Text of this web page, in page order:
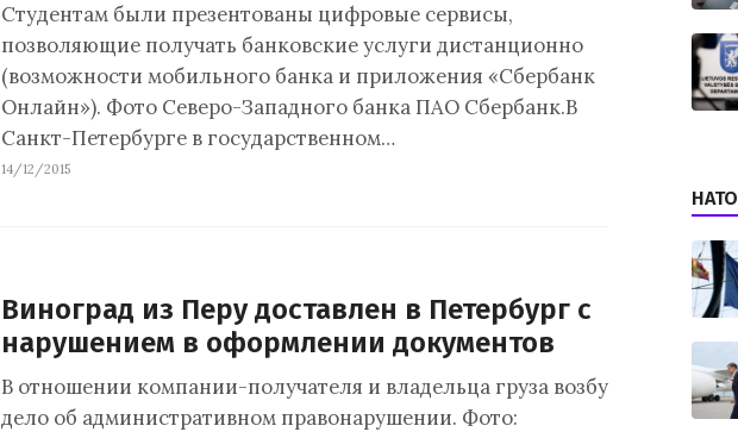
Студентам были презентованы цифровые сервисы,
позволяющие получать банковские услуги дистанционно
(возможности мобильного банка и приложения «Сбербанк
Онлайн»). Фото Северо-Западного банка ПАО Сбербанк.В
Санкт-Петербурге в государственном…
14/12/2015
Виноград из Перу доставлен в Петербург с
нарушением в оформлении документов
В отношении компании-получателя и владельца груза возбуждено
дело об административном правонарушении. Фото:
НАТО